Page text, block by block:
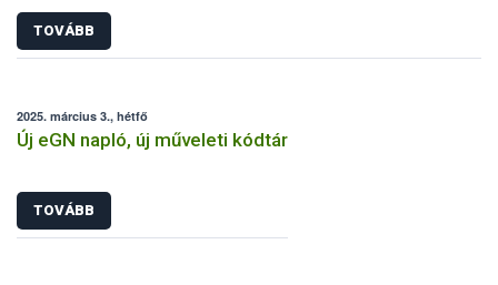
TOVÁBB
2025. március 3., hétfő
Új eGN napló, új műveleti kódtár
TOVÁBB